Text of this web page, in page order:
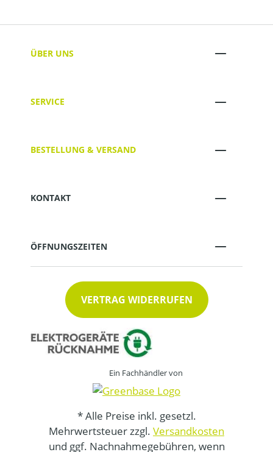
ÜBER UNS
SERVICE
BESTELLUNG & VERSAND
KONTAKT
ÖFFNUNGSZEITEN
VERTRAG WIDERRUFEN
Ein Fachhändler von
* Alle Preise inkl. gesetzl.
Mehrwertsteuer zzgl. Versandkosten
und ggf. Nachnahmegebühren, wenn